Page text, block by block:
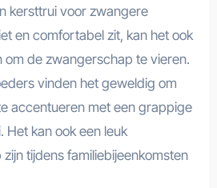
kersttrui voor zwangere
en comfortabel zit, kan het ook
om de zwangerschap te vieren.
vinden het geweldig om
accentueren met een grappige
kan ook een leuk
tijdens familiebijeenkomsten